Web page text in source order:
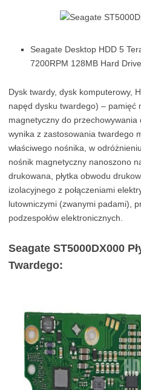
Seagate Desktop HDD 5
7200RPM 128MB Hard Drive
Dysk twardy, dysk komputerowy,
napęd dysku twardego) – pamięć
magnetyczny do przechowywania
wynika z zastosowania twardego
właściwego nośnika, w
nośnik magnetyczny nanoszono
drukowana, płytka obwodu
izolacyjnego z połączeniami
lutowniczymi (zwanymi padami),
podzespołów elektronicznych.
Seagate ST5000DX000
Twardego: